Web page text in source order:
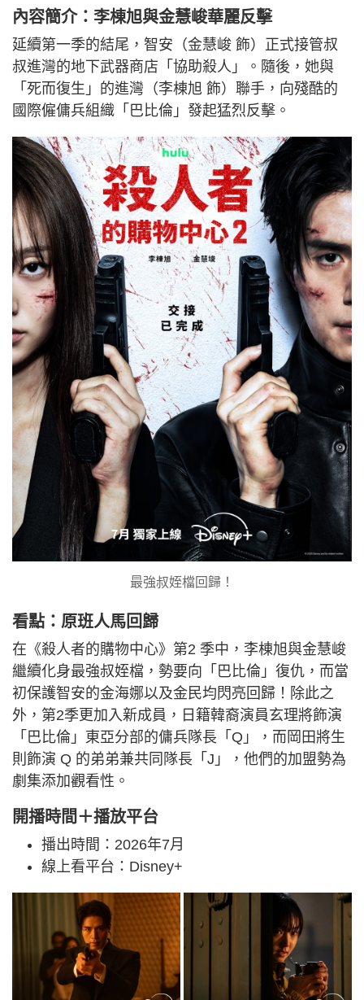
內容簡介：李棟旭與金慧峻華麗反擊
延續第一季的結尾，智安（金慧峻 飾）正式接管叔
叔進灣的地下武器商店「協助殺人」。隨後，她與
「死而復生」的進灣（李棟旭 飾）聯手，向殘酷的
國際僱傭兵組織「巴比倫」發起猛烈反擊。
最強叔姪檔回歸！
看點：原班人馬回歸
在《殺人者的購物中心》第2 季中，李棟旭與金慧峻
繼續化身最強叔姪檔，勢要向「巴比倫」復仇，而當
初保護智安的金海娜以及金民均閃亮回歸！除此之
外，第2季更加入新成員，日籍韓裔演員玄理將飾演
「巴比倫」東亞分部的傭兵隊長「Q」，而岡田將生
則飾演 Q 的弟弟兼共同隊長「J」，他們的加盟勢為
劇集添加觀看性。
開播時間＋播放平台
播出時間：2026年7月
線上看平台：Disney+